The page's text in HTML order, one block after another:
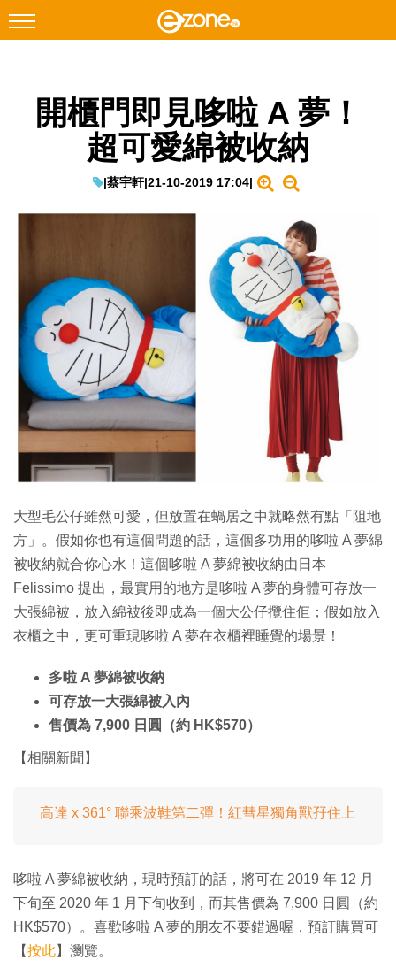
Facebook Instagram
遊戲動漫
EduTech
IT Times
生成式AI與雲端應用
Enterprise Digital Transformation
特集
開櫃門即見哆啦 A 夢！
超可愛綿被收納
|蔡宇軒|21-10-2019 17:04|
大型毛公仔雖然可愛，但放置在蝸居之中就略然有點「阻地
方」。假如你也有這個問題的話，這個多功用的哆啦 A 夢綿
被收納就合你心水！這個哆啦 A 夢綿被收納由日本
Felissimo 提出，最實用的地方是哆啦 A 夢的身體可存放一
大張綿被，放入綿被後即成為一個大公仔攬住佢；假如放入
衣櫃之中，更可重現哆啦 A 夢在衣櫃裡睡覺的場景！
多啦 A 夢綿被收納
可存放一大張綿被入內
售價為 7,900 日圓（約 HK$570）
【相關新聞】
高達 x 361° 聯乘波鞋第二彈！紅彗星獨角獸孖住上
哆啦 A 夢綿被收納，現時預訂的話，將可在 2019 年 12 月
下旬至 2020 年 1 月下旬收到，而其售價為 7,900 日圓（約
HK$570）。喜歡哆啦 A 夢的朋友不要錯過喔，預訂購買可
【按此】瀏覽。